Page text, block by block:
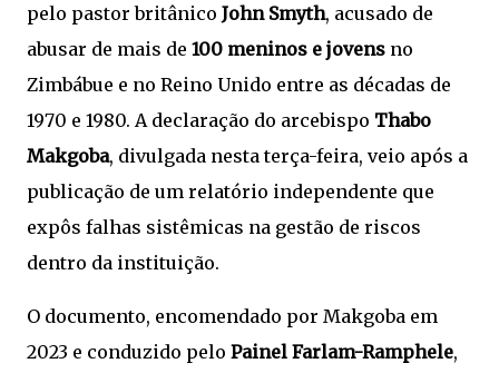
pelo pastor britânico John Smyth, acusado de
abusar de mais de 100 meninos e jovens no
Zimbábue e no Reino Unido entre as décadas de
1970 e 1980. A declaração do arcebispo Thabo
Makgoba, divulgada nesta terça-feira, veio após a
publicação de um relatório independente que
expôs falhas sistêmicas na gestão de riscos
dentro da instituição.
O documento, encomendado por Makgoba em
2023 e conduzido pelo Painel Farlam-Ramphele,